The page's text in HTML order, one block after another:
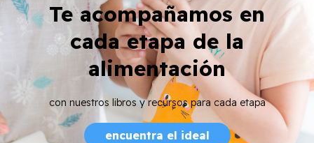
Te acompañamos en
cada etapa de la
alimentación
con nuestros libros y recursos para cada etapa
encuentra el ideal